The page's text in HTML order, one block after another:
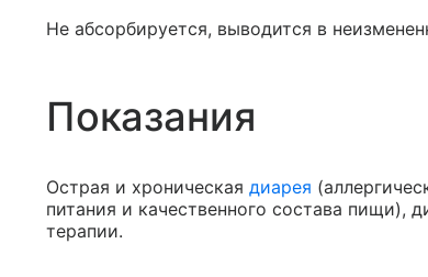
Не абсорбируется, выводится в
Показания
Острая и хроническая диарея
питания и качественного состава пищи),
терапии.